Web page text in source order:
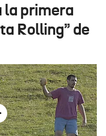
la primera
Rolling” de